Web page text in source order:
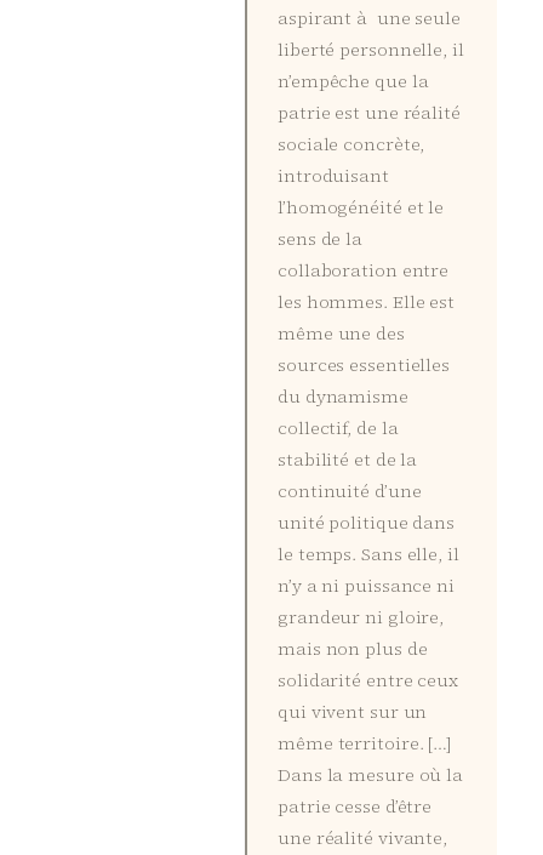
aspirant à une seule
liberté personnelle, il
n’empêche que la
patrie est une réalité
sociale concrète,
introduisant
l’homogénéité et le
sens de la
collaboration entre
les hommes. Elle est
même une des
sources essentielles
du dynamisme
collectif, de la
stabilité et de la
continuité d’une
unité politique dans
le temps. Sans elle, il
n’y a ni puissance ni
grandeur ni gloire,
mais non plus de
solidarité entre ceux
qui vivent sur un
même territoire. […]
Dans la mesure où la
patrie cesse d’être
une réalité vivante,